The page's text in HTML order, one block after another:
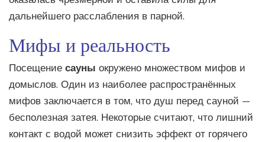
дальнейшего расслабления в парной.
Мифы и реальность
Посещение сауны окружено множеством мифов и
домыслов. Один из наиболее распространённых
мифов заключается в том, что душ перед сауной —
бесполезная затея. Некоторые считают, что лишний
контакт с водой может снизить эффект от горячего